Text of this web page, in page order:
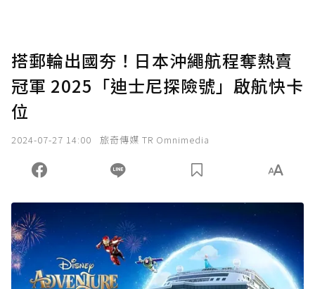
搭郵輪出國夯！日本沖繩航程奪熱賣
冠軍 2025「迪士尼探險號」啟航快卡
位
2024-07-27 14:00 旅奇傳媒 TR Omnimedia